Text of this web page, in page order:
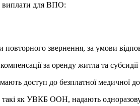
виплати для ВПО:
звернення, за умови
за оренду житла та
доступ до безплатної медичної
такі як УВКБ ООН, надають